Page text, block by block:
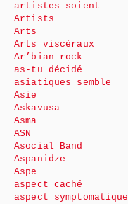
artistes soient
Artists
Arts
Arts viscéraux
Ar’bian rock
as-tu décidé
asiatiques semble
Asie
Askavusa
Asma
ASN
Asocial Band
Aspanidze
Aspe
aspect caché
aspect symptomatique